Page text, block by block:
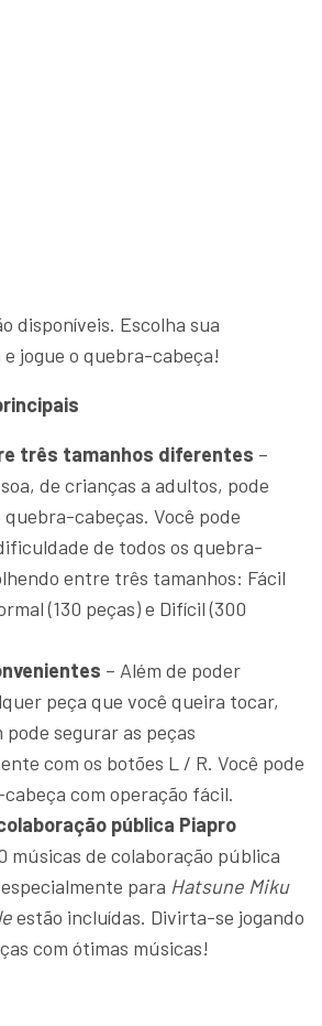
disponíveis. Escolha sua
jogue o quebra-cabeça!
três tamanhos diferentes –
de crianças a adultos, pode
cabeças. Você pode
de todos os quebra-
entre três tamanhos: Fácil
(130 peças) e Difícil (300
– Além de poder
peça que você queira tocar,
segurar as peças
com os botões L / R. Você pode
com operação fácil.
pública Piapro
músicas de colaboração pública
para Hatsune Miku
estão incluídas. Divirta-se jogando
com ótimas músicas!